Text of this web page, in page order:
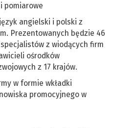
pomiarowe
angielski i polski z
Prezentowanych będzie 46
z wiodących firm
ośrodków
z 17 krajów.
w formie wkładki
promocyjnego w